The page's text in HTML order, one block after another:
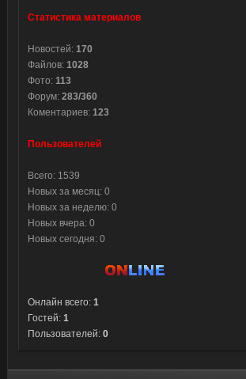
Статистика материалов
Новостей: 170
Файлов: 1028
Фото: 113
Форум: 283/360
Коментариев: 123
Пользователей
Всего: 1539
Новых за месяц: 0
Новых за неделю: 0
Новых вчера: 0
Новых сегодня: 0
Онлайн всего: 1
Гостей: 1
Пользователей: 0